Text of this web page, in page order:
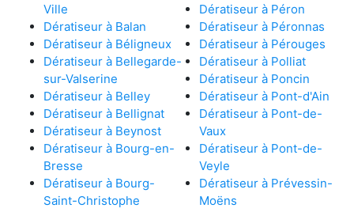
Ville
Dératiseur à Balan
Dératiseur à Béligneux
Dératiseur à Bellegarde-
sur-Valserine
Dératiseur à Belley
Dératiseur à Bellignat
Dératiseur à Beynost
Dératiseur à Bourg-en-
Bresse
Dératiseur à Bourg-
Saint-Christophe
Dératiseur à Péron
Dératiseur à Péronnas
Dératiseur à Pérouges
Dératiseur à Polliat
Dératiseur à Poncin
Dératiseur à Pont-d'Ain
Dératiseur à Pont-de-
Vaux
Dératiseur à Pont-de-
Veyle
Dératiseur à Prévessin-
Moëns